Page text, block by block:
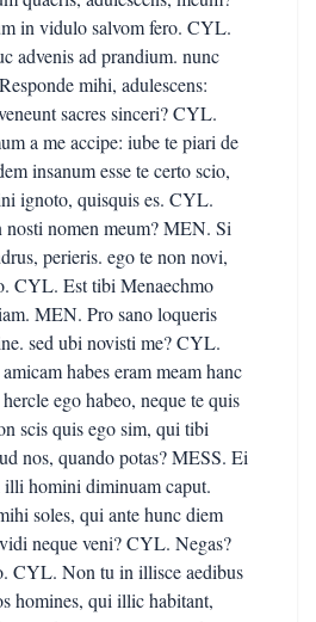
in vidulo salvom fero. CYL.
advenis ad prandium. nunc
mihi, adulescens:
sacres sinceri? CYL.
a me accipe: iube te piari de
insanum esse te certo scio,
ignoto, quisquis es. CYL.
nomen meum? MEN. Si
perieris. ego te non novi,
CYL. Est tibi Menaechmo
MEN. Pro sano loqueris
sed ubi novisti me? CYL.
habes eram meam hanc
ego habeo, neque te quis
scis quis ego sim, qui tibi
nos, quando potas? MESS. Ei
homini diminuam caput.
soles, qui ante hunc diem
neque veni? CYL. Negas?
CYL. Non tu in illisce aedibus
homines, qui illic habitant,